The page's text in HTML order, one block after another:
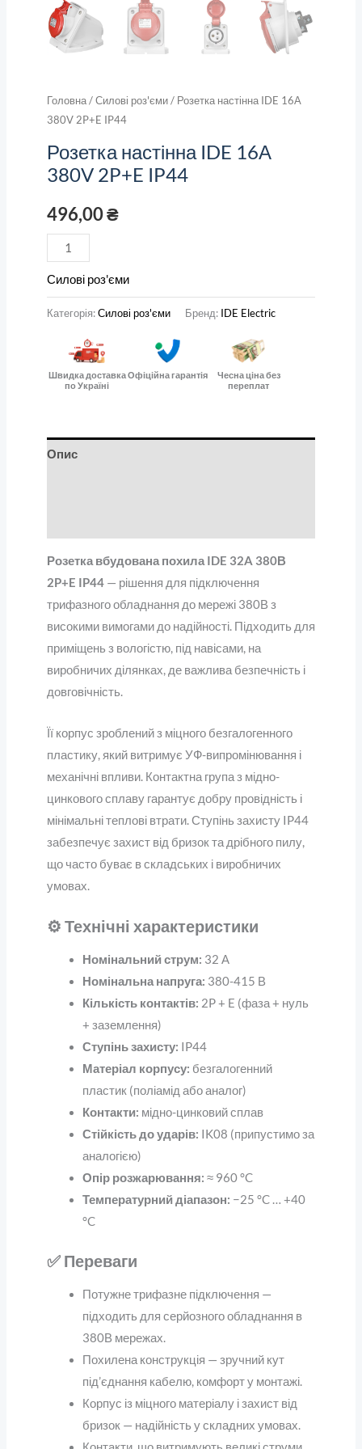
Головна/Силові роз'єми/ Розетка настінна IDE 16А
380V 2P+E IP44
Розетка настінна IDE 16А
380V 2P+E IP44
496,00₴
Силові роз'єми
Категорія:Силові роз'єми Бренд: IDE Electric
Швидка доставка
по Україні
Офіційна гарантія
Чесна ціна без
переплат
Опис
Розетка вбудована похила IDE 32A 380В
2P+E IP44— рішення для підключення
трифазного обладнання до мережі 380В з
високими вимогами до надійності. Підходить для
приміщень з вологістю, під навісами, на
виробничих ділянках, де важлива безпечність і
довговічність.
Її корпус зроблений з міцного безгалогенного
пластику, який витримує УФ-випромінювання і
механічні впливи. Контактна група з мідно-
цинкового сплаву гарантує добру провідність і
мінімальні теплові втрати. Ступінь захисту IP44
забезпечує захист від бризок та дрібного пилу,
що часто буває в складських і виробничих
умовах.
⚙️ Технічні характеристики
Номінальний струм: 32 А
Номінальна напруга: 380-415 В
Кількість контактів: 2P + E (фаза + нуль
+ заземлення)
Ступінь захисту: IP44
Матеріал корпусу: безгалогенний
пластик (поліамід або аналог)
Контакти: мідно-цинковий сплав
Стійкість до ударів: IK08 (припустимо за
аналогією)
Опір розжарювання: ≈ 960 °C
Температурний діапазон: −25 °C … +40
°C
✅ Переваги
Потужне трифазне підключення —
підходить для серйозного обладнання в
380В мережах.
Похилена конструкція — зручний кут
під’єднання кабелю, комфорт у монтажі.
Корпус із міцного матеріалу і захист від
бризок — надійність у складних умовах.